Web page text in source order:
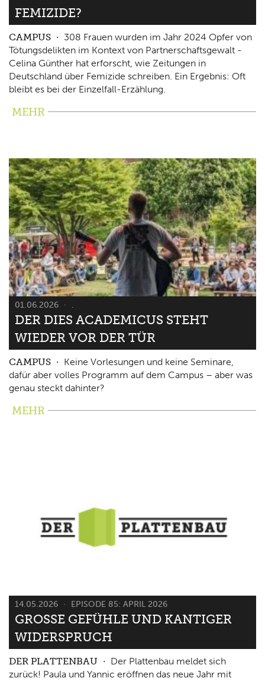
FEMIZIDE?
CAMPUS
308 Frauen wurden im Jahr 2024 Opfer von
Tötungsdelikten im Kontext von Partnerschaftsgewalt -
Celina Günther hat erforscht, wie Zeitungen in
Deutschland über Femizide schreiben. Ein Ergebnis: Oft
bleibt es bei der Einzelfall-Erzählung.
MEHR
01.06.2026 .
DER DIES ACADEMICUS STEHT
WIEDER VOR DER TÜR
CAMPUS
Keine Vorlesungen und keine Seminare,
dafür aber volles Programm auf dem Campus – aber was
genau steckt dahinter?
MEHR
14.05.2026 EPISODE 85: APRIL 2026
GROSSE GEFÜHLE UND KANTIGER W
IDERSPRUCH
DER PLATTENBAU
Der Plattenbau meldet sich
zurück! Paula und Yannic eröffnen das neue Jahr mit